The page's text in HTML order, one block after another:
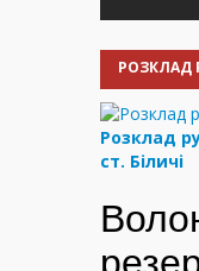
РОЗКЛАД
Розклад
ст. Біличі